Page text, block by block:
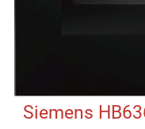
Siemens